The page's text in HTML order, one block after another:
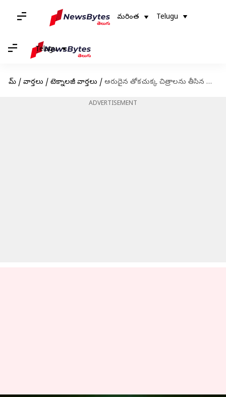
మరింత Telugu
Telugu
హోమ్ / వార్తలు / టెక్నాలజీ వార్తలు / అరుదైన తోకచుక్క చిత్రాలను తీసిన చంద్ర టెలిస్కోప్
ADVERTISEMENT